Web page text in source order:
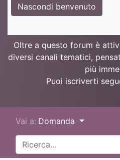
Nascondi benvenuto
Oltre a questo forum è
diversi canali tematici,
più
Puoi iscriverti
Vai a: Domanda